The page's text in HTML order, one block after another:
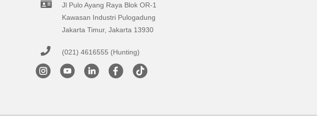
Jl Pulo Ayang Raya Blok OR-1
Kawasan Industri Pulogadung
Jakarta Timur, Jakarta 13930
(021) 4616555 (Hunting)